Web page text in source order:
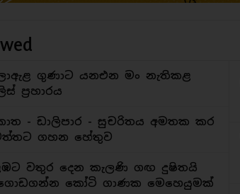
ගුණාට යනඑන මං නැතිකළ
ප්‍රහාරය
- ඩාලිපාර - සුචරිතය අමතක කර
ගහන හේතුව
වතුර දෙන කැලණි ගඟ දුෂිතයි
කෝටි ගාණක මෙහෙයුමක්